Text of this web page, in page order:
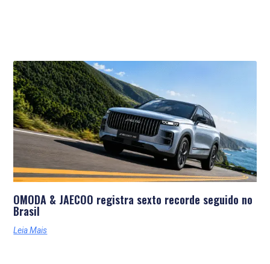
Últimas Notícias
OMODA & JAECOO registra sexto recorde seguido no
Brasil
Leia Mais